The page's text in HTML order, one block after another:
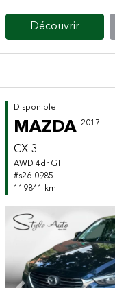
Découvrir
Disponible
MAZDA 2017
CX-3
AWD 4dr GT
#s26-0985
119841 km